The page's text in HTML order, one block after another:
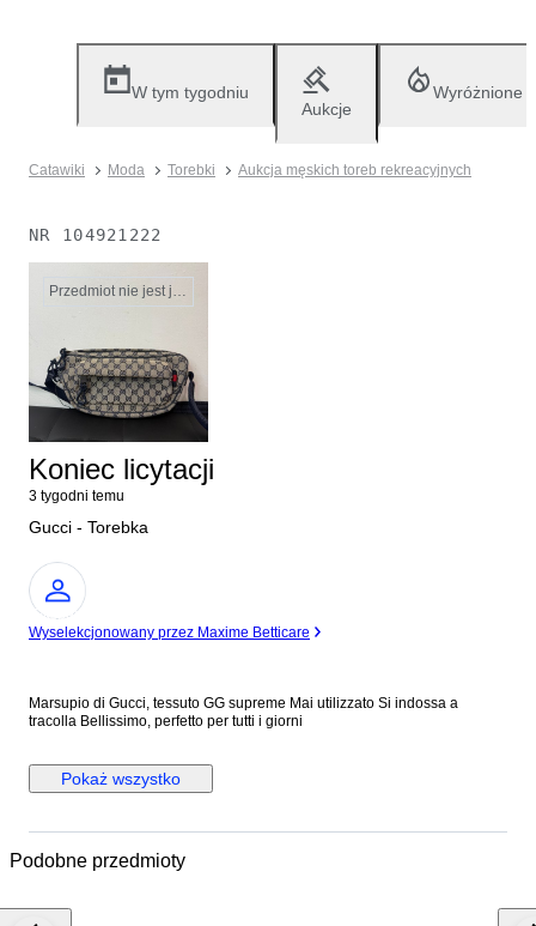
W tym tygodniu
Aukcje
Wyróżnione
Catawiki Moda Torebki Aukcja męskich toreb rekreacyjnych
NR 104921222
Przedmiot nie jest już dostępny
Koniec licytacji
3 tygodni temu
Gucci - Torebka
Ekspert
Wyselekcjonowany przez Maxime Betticare
Marsupio di Gucci, tessuto GG supreme Mai utilizzato Si indossa a
tracolla Bellissimo, perfetto per tutti i giorni
Pokaż wszystko
Podobne przedmioty